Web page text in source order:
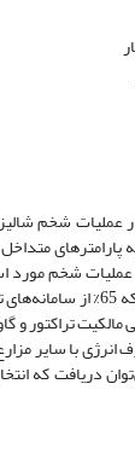
شخم
پارامترهای
بودند. از
انرژی با سایر
به طور کلی